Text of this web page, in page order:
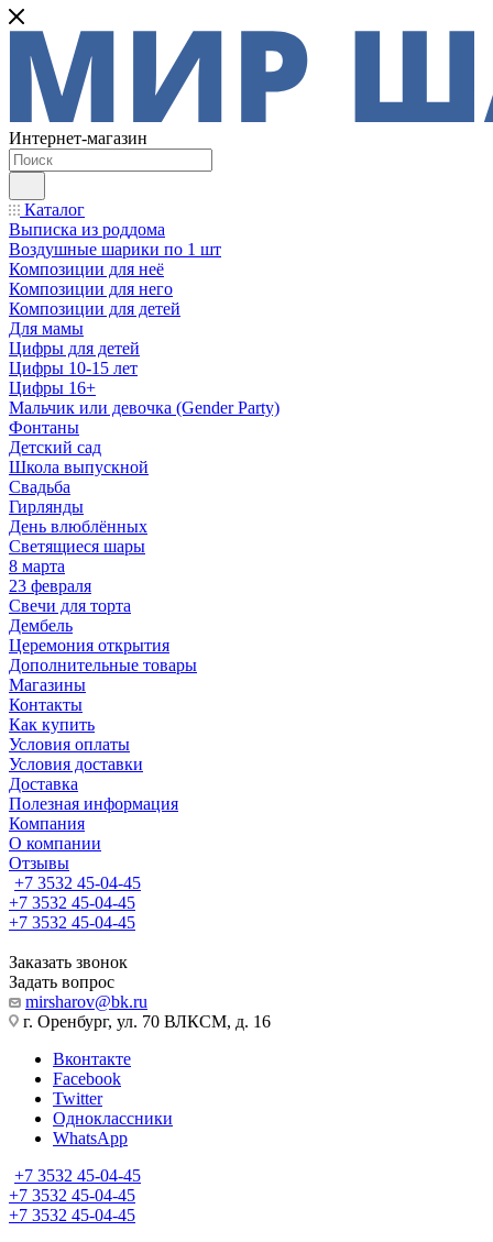
Интернет-магазин
Каталог
Выписка из роддома
Воздушные шарики по 1 шт
Композиции для неё
Композиции для него
Композиции для детей
Для мамы
Цифры для детей
Цифры 10-15 лет
Цифры 16+
Мальчик или девочка (Gender Party)
Фонтаны
Детский сад
Школа выпускной
Свадьба
Гирлянды
День влюблённых
Светящиеся шары
8 марта
23 февраля
Свечи для торта
Дембель
Церемония открытия
Дополнительные товары
Магазины
Контакты
Как купить
Условия оплаты
Условия доставки
Доставка
Полезная информация
Компания
О компании
Отзывы
+7 3532 45-04-45
+7 3532 45-04-45
+7 3532 45-04-45
Заказать звонок
Задать вопрос
mirsharov@bk.ru
г. Оренбург, ул. 70 ВЛКСМ, д. 16
Вконтакте
Facebook
Twitter
Одноклассники
WhatsApp
+7 3532 45-04-45
+7 3532 45-04-45
+7 3532 45-04-45